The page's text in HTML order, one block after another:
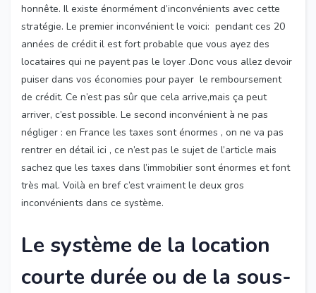
honnête. Il existe énormément d’inconvénients avec cette
stratégie. Le premier inconvénient le voici: pendant ces 20
années de crédit il est fort probable que vous ayez des
locataires qui ne payent pas le loyer .Donc vous allez devoir
puiser dans vos économies pour payer le remboursement
de crédit. Ce n’est pas sûr que cela arrive,mais ça peut
arriver, c’est possible. Le second inconvénient à ne pas
négliger : en France les taxes sont énormes , on ne va pas
rentrer en détail ici , ce n’est pas le sujet de l’article mais
sachez que les taxes dans l’immobilier sont énormes et font
très mal. Voilà en bref c’est vraiment le deux gros
inconvénients dans ce système.
Le système de la location
courte durée ou de la sous-